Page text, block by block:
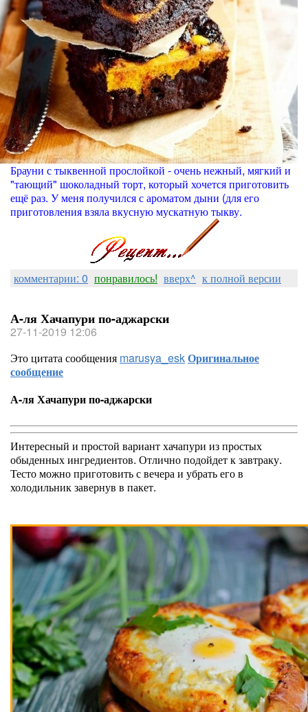
Брауни с тыквенной прослойкой - очень нежный, мягкий и
"тающий" шоколадный торт, который хочется приготовить
ещё раз. У меня получился с ароматом дыни (для его
приготовления взяла вкусную мускатную тыкву.
комментарии: 0 понравилось! вверх^ к полной версии
А-ля Хачапури по-аджарски
27-11-2019 12:06
Это цитата сообщения marusya_eskОригинальное
сообщение
А-ля Хачапури по-аджарски
Интересный и простой вариант хачапури из простых
обыденных ингредиентов. Отлично подойдет к завтраку.
Тесто можно приготовить с вечера и убрать его в
холодильник завернув в пакет.